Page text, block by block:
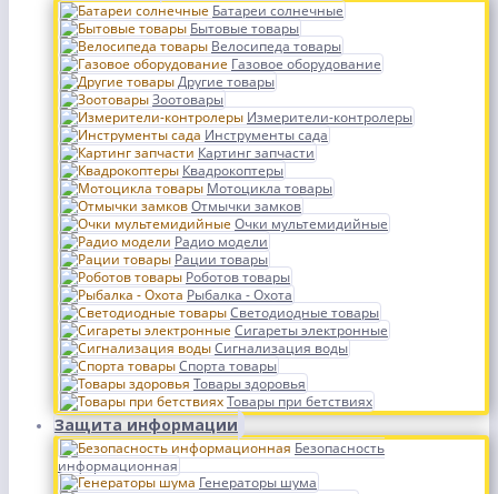
Батареи солнечные
Бытовые товары
Велосипеда товары
Газовое оборудование
Другие товары
Зоотовары
Измерители-контролеры
Инструменты сада
Картинг запчасти
Квадрокоптеры
Мотоцикла товары
Отмычки замков
Очки мультемидийные
Радио модели
Рации товары
Роботов товары
Рыбалка - Охота
Светодиодные товары
Сигареты электронные
Сигнализация воды
Спорта товары
Товары здоровья
Товары при бетствиях
Защита информации
Безопасность
информационная
Генераторы шума